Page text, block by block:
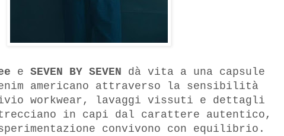
e SEVEN BY SEVEN dà vita a una capsule
americano attraverso la sensibilità
workwear, lavaggi vissuti e dettagli
in capi dal carattere autentico,
convivono con equilibrio.